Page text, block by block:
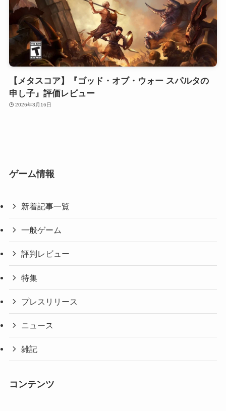
【メタスコア】『ゴッド・オブ・ウォー スパルタの
申し子』評価レビュー
2026年3月16日
ゲーム情報
新着記事一覧
一般ゲーム
評判レビュー
特集
プレスリリース
ニュース
雑記
コンテンツ